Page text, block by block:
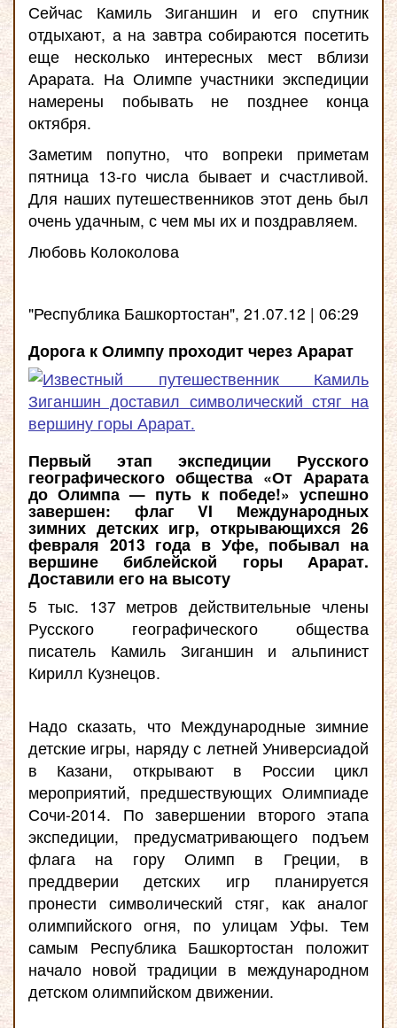
Сейчас Камиль Зиганшин и его спутник
отдыхают, а на завтра собираются посетить
еще несколько интересных мест вблизи
Арарата. На Олимпе участники экспедиции
намерены побывать не позднее конца
октября.
Заметим попутно, что вопреки приметам
пятница 13-го числа бывает и счастливой.
Для наших путешественников этот день был
очень удачным, с чем мы их и поздравляем.
Любовь Колоколова
"Республика Башкортостан", 21.07.12 | 06:29
Дорога к Олимпу проходит через Арарат
Первый этап экспедиции Русского
географического общества «От Арарата
до Олимпа — путь к победе!» успешно
завершен: флаг VI Международных
зимних детских игр, открывающихся 26
февраля 2013 года в Уфе, побывал на
вершине библейской горы Арарат.
Доставили его на высоту
5 тыс. 137 метров действительные члены
Русского географического общества
писатель Камиль Зиганшин и альпинист
Кирилл Кузнецов.
Надо сказать, что Международные зимние
детские игры, наряду с летней Универсиадой
в Казани, открывают в России цикл
мероприятий, предшествующих Олимпиаде
Сочи-2014. По завершении второго этапа
экспедиции, предусматривающего подъем
флага на гору Олимп в Греции, в
преддверии детских игр планируется
пронести символический стяг, как аналог
олимпийского огня, по улицам Уфы. Тем
самым Республика Башкортостан положит
начало новой традиции в международном
детском олимпийском движении.